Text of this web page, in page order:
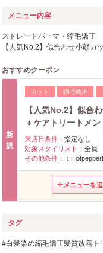
メニュー内容
ストレートパーマ・縮毛矯正
【人気No.2】似合わせ小顔
おすすめクーポン
新
規
カット 縮毛矯正
【人気No.2】似合
＋ケアトリートメ
来店日条件： 指定なし
対象スタイリスト： 全員
その他条件：
：
メニューを
タグ
白髪染め縮毛矯正髪質改善ト